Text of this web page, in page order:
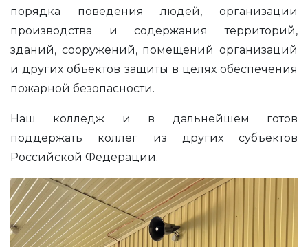
порядка поведения людей, организации
производства и содержания территорий,
зданий, сооружений, помещений организаций
и других объектов защиты в целях обеспечения
пожарной безопасности.
Наш колледж и в дальнейшем готов
поддержать коллег из других субъектов
Российской Федерации.